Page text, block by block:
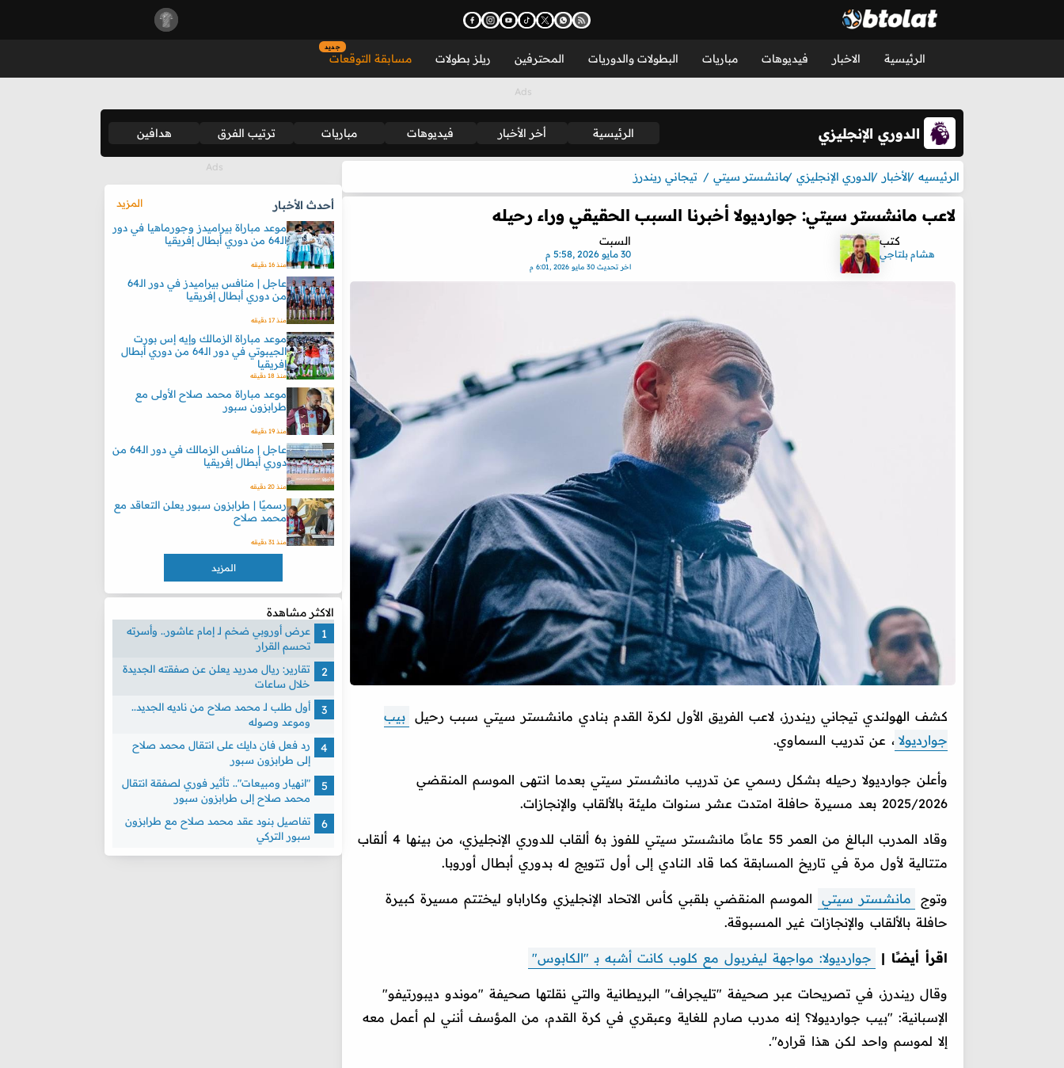
الرئيسية الاخبار فيديوهات مباريات البطولات والدوريات المحترفين ريلز بطولات مسابقة التوقعات
جديد
الدوري الإنجليزي الرئيسية أخر الأخبار فيديوهات مباريات ترتيب الفرق هدافين
الرئيسيه الأخبار الدوري الإنجليزي مانشستر سيتي تيجاني ريندرز
لاعب مانشستر سيتي: جوارديولا أخبرنا السبب الحقيقي وراء رحيله
كتب
هشام بلتاجي
السبت
30 مايو 2026 ,5:58 م
اخر تحديث 30 مايو 2026 ,6:01 م
كشف الهولندي تيجاني ريندرز، لاعب الفريق الأول لكرة القدم بنادي مانشستر سيتي سبب رحيل بيب
جوارديولا ، عن تدريب السماوي.
وأعلن جوارديولا رحيله بشكل رسمي عن تدريب مانشستر سيتي بعدما انتهى الموسم المنقضي
2025/2026 بعد مسيرة حافلة امتدت عشر سنوات مليئة بالألقاب والإنجازات.
وقاد المدرب البالغ من العمر 55 عامًا مانشستر سيتي للفوز بـ6 ألقاب للدوري الإنجليزي، من بينها 4 ألقاب
متتالية لأول مرة في تاريخ المسابقة كما قاد النادي إلى أول تتويج له بدوري أبطال أوروبا.
وتوج مانشستر سيتي
الموسم المنقضي بلقبي كأس الاتحاد الإنجليزي وكاراباو ليختتم مسيرة كبيرة
حافلة بالألقاب والإنجازات غير المسبوقة.
اقرأ أيضًا | جوارديولا: مواجهة ليفربول مع كلوب كانت أشبه بـ "الكابوس"
وقال ريندرز، في تصريحات عبر صحيفة "تليجراف" البريطانية والتي نقلتها صحيفة "موندو ديبورتيفو"
الإسبانية: "بيب جوارديولا؟ إنه مدرب صارم للغاية وعبقري في كرة القدم، من المؤسف أنني لم أعمل معه
إلا لموسم واحد لكن هذا قراره".
أحدث الأخبار
المزيد
موعد مباراة بيراميدز وجورماهيا في دور
الـ64 من دوري أبطال إفريقيا
منذ 16 دقيقه
عاجل | منافس بيراميدز في دور الـ64
من دوري أبطال إفريقيا
منذ 17 دقيقه
موعد مباراة الزمالك وإيه إس بورت
الجيبوتي في دور الـ64 من دوري أبطال
إفريقيا
منذ 18 دقيقه
موعد مباراة محمد صلاح الأولى مع
طرابزون سبور
منذ 19 دقيقه
عاجل | منافس الزمالك في دور الـ64 من
دوري أبطال إفريقيا
منذ 20 دقيقه
رسميًا | طرابزون سبور يعلن التعاقد مع
محمد صلاح
منذ 31 دقيقه
المزيد
الاكثر مشاهدة
عرض أوروبي ضخم لـ إمام عاشور.. وأسرته
تحسم القرار
تقارير: ريال مدريد يعلن عن صفقته الجديدة
خلال ساعات
أول طلب لـ محمد صلاح من ناديه الجديد..
وموعد وصوله
رد فعل فان دايك على انتقال محمد صلاح
إلى طرابزون سبور
"انهيار ومبيعات".. تأثير فوري لصفقة انتقال
محمد صلاح إلى طرابزون سبور
تفاصيل بنود عقد محمد صلاح مع طرابزون
سبور التركي